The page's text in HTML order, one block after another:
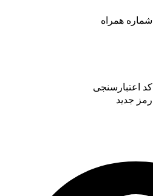
شماره همراه
کد اعتبارسنجی
رمز جدید